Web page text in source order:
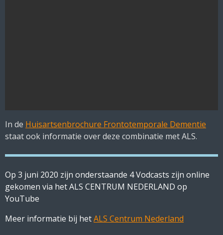
In de Huisartsenbrochure Frontotemporale Dementie
staat ook informatie over deze combinatie met ALS.
Op 3 juni 2020 zijn onderstaande 4 Vodcasts zijn online
gekomen via het ALS CENTRUM NEDERLAND op
YouTube
Meer informatie bij hetALS Centrum Nederland